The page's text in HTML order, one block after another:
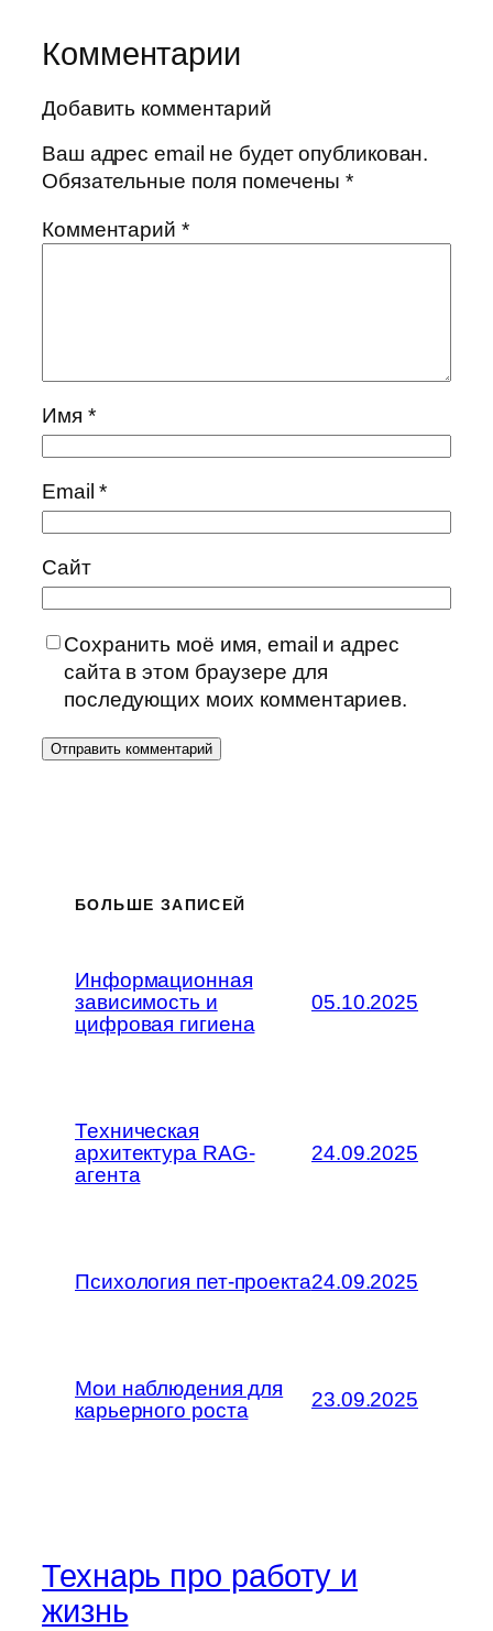
Комментарии
Добавить комментарий
Ваш адрес email не будет опубликован.
Обязательные поля помечены*
Комментарий *
Имя *
Email*
Сайт
Сохранить моё имя, email и адрес
сайта в этом браузере для
последующих моих комментариев.
БОЛЬШЕ ЗАПИСЕЙ
Информационная
зависимость и
цифровая гигиена
05.10.2025
Техническая
архитектура RAG-
агента
24.09.2025
Психология пет-проекта24.09.2025
Мои наблюдения для
карьерного роста
23.09.2025
Технарь про работу и
жизнь